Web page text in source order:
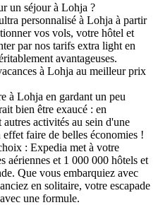
un séjour à Lohja ?
personnalisé à Lohja à partir
vos vols, votre hôtel et
par nos tarifs extra light en
avantageuses.
à Lohja au meilleur prix
à Lohja en gardant un peu
bien être exaucé : en
activités au sein d'une
faire de belles économies !
: Expedia met à votre
aériennes et 1 000 000 hôtels et
Que vous embarquiez avec
en solitaire, votre escapade
une formule.